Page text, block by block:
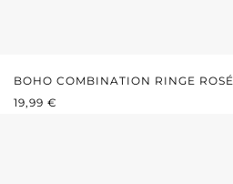
BOHO COMBINATION RINGE ROSÉ
REGULÄRER PREIS:
19,99 €